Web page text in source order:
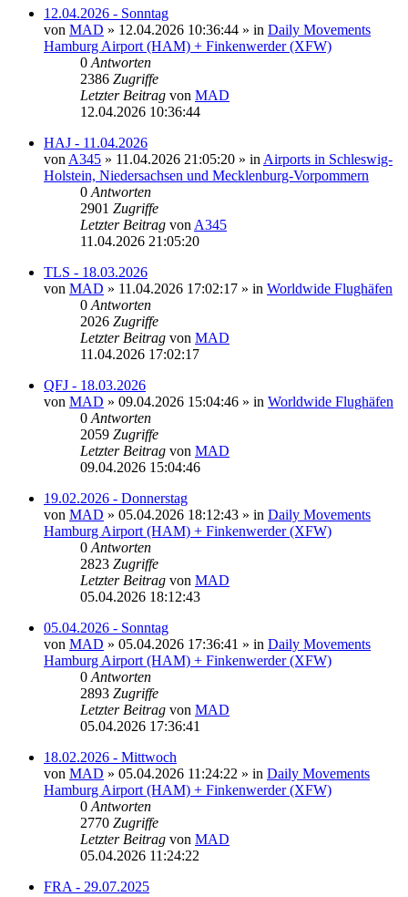
12.04.2026 - Sonntag
von MAD » 12.04.2026 10:36:44 » in Daily Movements
Hamburg Airport (HAM) + Finkenwerder (XFW)
0 Antworten
2386 Zugriffe
Letzter Beitrag von MAD
12.04.2026 10:36:44
HAJ - 11.04.2026
von A345 » 11.04.2026 21:05:20 » in Airports in Schleswig-
Holstein, Niedersachsen und Mecklenburg-Vorpommern
0 Antworten
2901 Zugriffe
Letzter Beitrag von A345
11.04.2026 21:05:20
TLS - 18.03.2026
von MAD » 11.04.2026 17:02:17 » in Worldwide Flughäfen
0 Antworten
2026 Zugriffe
Letzter Beitrag von MAD
11.04.2026 17:02:17
QFJ - 18.03.2026
von MAD » 09.04.2026 15:04:46 » in Worldwide Flughäfen
0 Antworten
2059 Zugriffe
Letzter Beitrag von MAD
09.04.2026 15:04:46
19.02.2026 - Donnerstag
von MAD » 05.04.2026 18:12:43 » in Daily Movements
Hamburg Airport (HAM) + Finkenwerder (XFW)
0 Antworten
2823 Zugriffe
Letzter Beitrag von MAD
05.04.2026 18:12:43
05.04.2026 - Sonntag
von MAD » 05.04.2026 17:36:41 » in Daily Movements
Hamburg Airport (HAM) + Finkenwerder (XFW)
0 Antworten
2893 Zugriffe
Letzter Beitrag von MAD
05.04.2026 17:36:41
18.02.2026 - Mittwoch
von MAD » 05.04.2026 11:24:22 » in Daily Movements
Hamburg Airport (HAM) + Finkenwerder (XFW)
0 Antworten
2770 Zugriffe
Letzter Beitrag von MAD
05.04.2026 11:24:22
FRA - 29.07.2025